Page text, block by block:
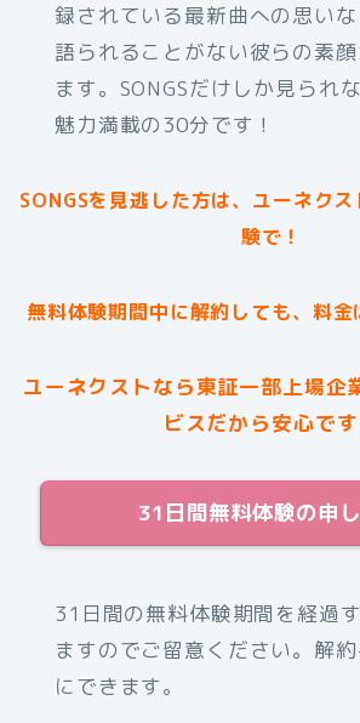
録されている最新曲への思い
語られることがない彼らの素
ます。SONGSだけしか見られ
魅力満載の30分です！
SONGSを見逃した方は、ユーネク
験で！
無料体験期間中に解約しても、料金
ユーネクストなら東証一部上場企
ビスだから安心です
31日間無料体験の申
31日間の無料体験期間を経過
ますのでご留意ください。解
にできます。